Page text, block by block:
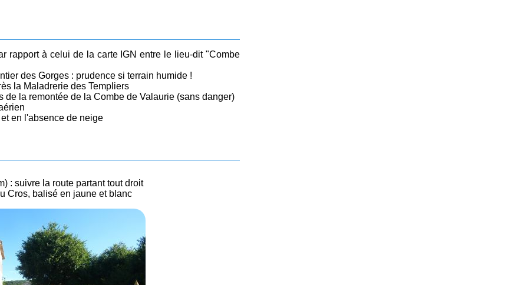
rapport à celui de la carte IGN entre le lieu-dit "Combe
des Gorges : prudence si terrain humide !
la Maladrerie des Templiers
de la remontée de la Combe de Valaurie (sans danger)
en l'absence de neige
: suivre la route partant tout droit
Cros, balisé en jaune et blanc